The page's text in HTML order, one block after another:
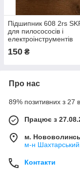
Підшипник 608 2rs
для пилосососів і
електроінструментів
150 ₴
Про нас
89% позитивних з 27
Працює з
м.
м-н
Контакти